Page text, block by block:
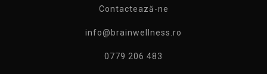
Contactează-ne
info@brainwellness.ro
0779 206 483